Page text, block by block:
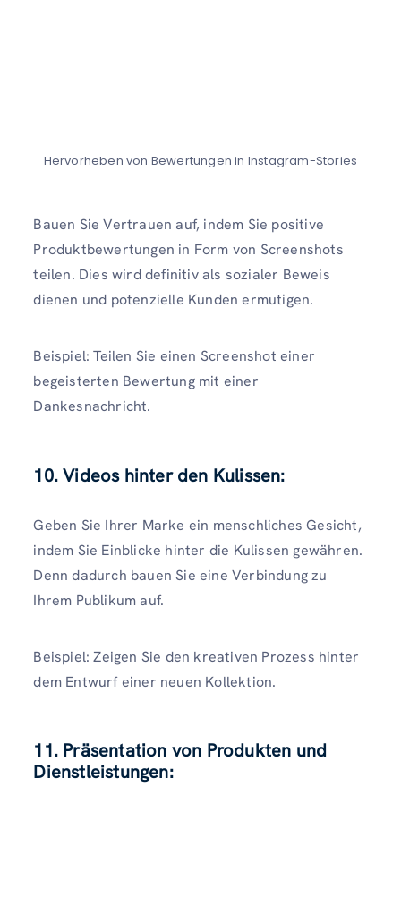
Hervorheben von Bewertungen in Instagram-Stories
Bauen Sie Vertrauen auf, indem Sie positive
Produktbewertungen in Form von Screenshots
teilen. Dies wird definitiv als sozialer Beweis
dienen und potenzielle Kunden ermutigen.
Beispiel: Teilen Sie einen Screenshot einer
begeisterten Bewertung mit einer
Dankesnachricht.
10. Videos hinter den Kulissen:
Geben Sie Ihrer Marke ein menschliches Gesicht,
indem Sie Einblicke hinter die Kulissen gewähren.
Denn dadurch bauen Sie eine Verbindung zu
Ihrem Publikum auf.
Beispiel: Zeigen Sie den kreativen Prozess hinter
dem Entwurf einer neuen Kollektion.
11. Präsentation von Produkten und
Dienstleistungen: